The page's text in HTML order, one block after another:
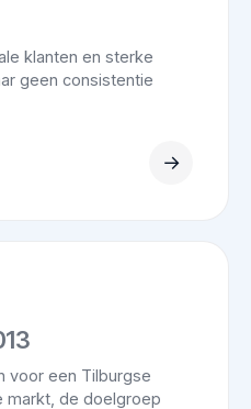
klanten en sterke
geen consistentie
→
voor een Tilburgse
markt, de doelgroep